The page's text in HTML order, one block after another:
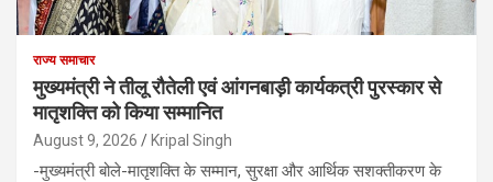
राज्य समाचार
मुख्यमंत्री ने तीलू रौतेली एवं आंगनबाड़ी कार्यकत्री पुरस्कार से
मातृशक्ति को किया सम्मानित
August 9, 2026 Kripal Singh
-मुख्यमंत्री बोले-मातृशक्ति के सम्मान, सुरक्षा और आर्थिक सशक्तीकरण के